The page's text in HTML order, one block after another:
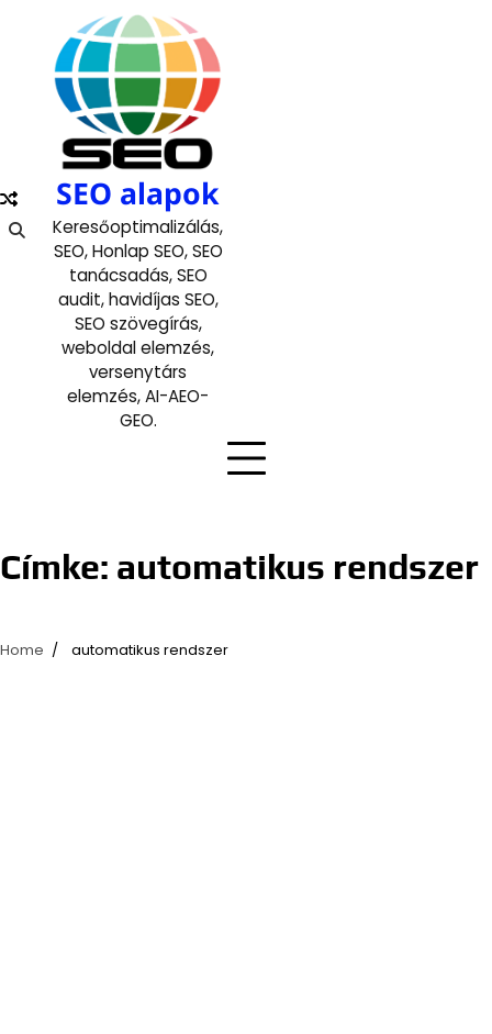
content
SEO alapok
Keresőoptimalizálás,
SEO, Honlap SEO, SEO
tanácsadás, SEO
audit, havidíjas SEO,
SEO szövegírás,
weboldal elemzés,
versenytárs
elemzés, AI-AEO-
GEO.
Címke: automatikus rendszer
Home automatikus rendszer